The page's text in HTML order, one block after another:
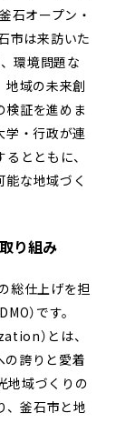
石オープン・
市は来訪いた
環境問題な
域の未来創
検証を進めま
学・行政が連
とともに、
な地域づく
り組み
総仕上げを担
）です。
）とは、
の誇りと愛着
地域づくりの
、釜石市と地